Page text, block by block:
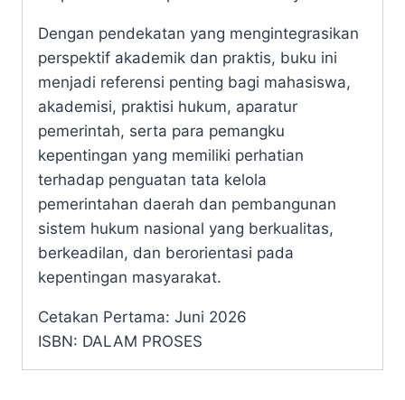
Dengan pendekatan yang mengintegrasikan
perspektif akademik dan praktis, buku ini
menjadi referensi penting bagi mahasiswa,
akademisi, praktisi hukum, aparatur
pemerintah, serta para pemangku
kepentingan yang memiliki perhatian
terhadap penguatan tata kelola
pemerintahan daerah dan pembangunan
sistem hukum nasional yang berkualitas,
berkeadilan, dan berorientasi pada
kepentingan masyarakat.
Cetakan Pertama: Juni 2026
ISBN: DALAM PROSES